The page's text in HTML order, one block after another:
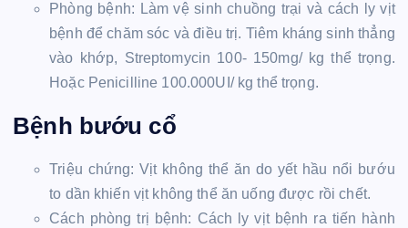
Phòng bệnh: Làm vệ sinh chuồng trại và cách ly vịt
bệnh để chăm sóc và điều trị. Tiêm kháng sinh thẳng
vào khớp, Streptomycin 100- 150mg/ kg thể trọng.
Hoặc Penicilline 100.000UI/ kg thể trọng.
Bệnh bướu cổ
Triệu chứng: Vịt không thể ăn do yết hầu nổi bướu
to dần khiến vịt không thể ăn uống được rồi chết.
Cách phòng trị bệnh: Cách ly vịt bệnh ra tiến hành